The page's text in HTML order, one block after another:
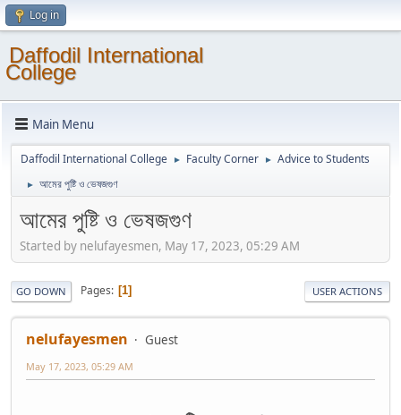
Log in
Daffodil International
College
Main Menu
Daffodil International College ► Faculty Corner ► Advice to Students
► আমের পুষ্টি ও ভেষজগুণ
আমের পুষ্টি ও ভেষজগুণ
Started by nelufayesmen, May 17, 2023, 05:29 AM
GO DOWN Pages 1 USER ACTIONS
nelufayesmen Guest
May 17, 2023, 05:29 AM